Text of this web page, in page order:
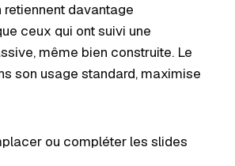
davantage
ceux qui ont suivi une
même bien construite. Le
son usage standard, maximise
ou compléter les slides